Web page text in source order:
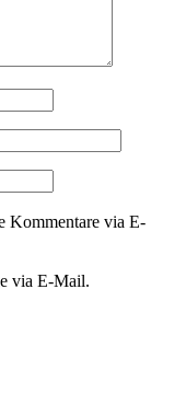
Kommentare via E-
via E-Mail.